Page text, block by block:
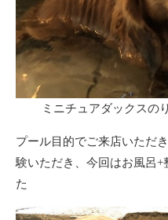
ミニチュアダックスの
プール目的でご来店いただ
験いただき、今回はお風呂
た